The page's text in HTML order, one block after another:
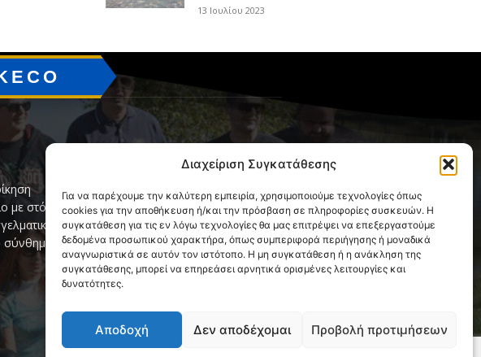
Διαχείριση Συγκατάθεσης
Για να παρέχουμε την καλύτερη εμπειρία, χρησιμοποιούμε τεχνολογίες όπως
cookies για την αποθήκευση ή/και την πρόσβαση σε πληροφορίες συσκευών. Η
συγκατάθεση για τις εν λόγω τεχνολογίες θα μας επιτρέψει να επεξεργαστούμε
δεδομένα προσωπικού χαρακτήρα, όπως συμπεριφορά περιήγησης ή μοναδικά
αναγνωριστικά σε αυτόν τον ιστότοπο. Η μη συγκατάθεση ή η ανάκληση της
συγκατάθεσης, μπορεί να επηρεάσει αρνητικά ορισμένες λειτουργίες και
δυνατότητες.
Αποδοχή Δεν αποδέχομαι Προβολή προτιμήσεων
13 Ιουλίου 2023
με στόχο